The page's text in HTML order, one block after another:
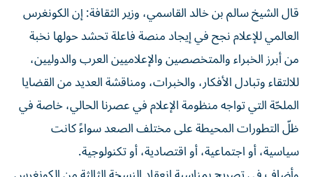
قال الشيخ سالم بن خالد القاسمي، وزير الثقافة: إن الكونغرس
العالمي للإعلام نجح في إيجاد منصة فاعلة تحشد حولها نخبة
من أبرز الخبراء والمتخصصين والإعلاميين العرب والدوليين،
للالتقاء وتبادل الأفكار، والخبرات، ومناقشة العديد من القضايا
الملحّة التي تواجه منظومة الإعلام في عصرنا الحالي، خاصة في
ظلّ التطورات المحيطة على مختلف الصعد سواءً كانت
سياسية، أو اجتماعية، أو اقتصادية، أو تكنولوجية.